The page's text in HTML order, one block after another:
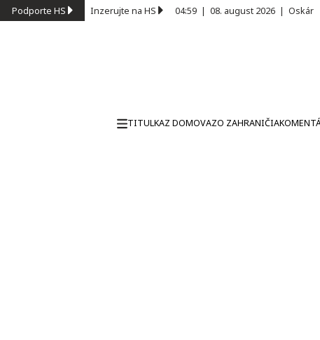
Podporte HS Inzerujte na HS 04:59 | 08. august 2026 | Oskár
TITULKAZ DOMOVAZO ZAHRANIČIA